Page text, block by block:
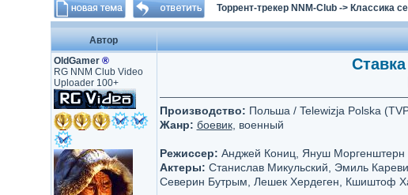
Торрент-трекер NNM-Club-> Классика
Автор
OldGamer ®
RG NNM Club Video
Uploader 100+
Производство: Польша / Telewizja Polska
Жанр: боевик, военный
Режиссер: Анджей Кониц, Януш Моргенштерн
Актеры: Станислав Микульский, Эмиль
Северин Бутрым, Лешек Хердеген, Кшиштоф